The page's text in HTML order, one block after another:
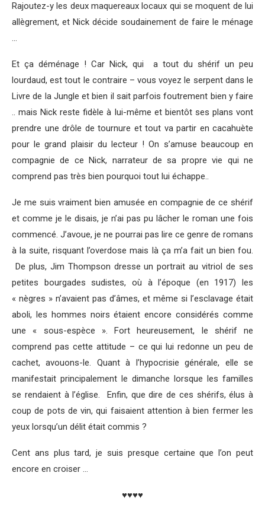
Rajoutez-y les deux maquereaux locaux qui se moquent de lui
allègrement, et Nick décide soudainement de faire le ménage
…
Et ça déménage ! Car Nick, qui a tout du shérif un peu
lourdaud, est tout le contraire – vous voyez le serpent dans le
Livre de la Jungle et bien il sait parfois foutrement bien y faire
.. mais Nick reste fidèle à lui-même et bientôt ses plans vont
prendre une drôle de tournure et tout va partir en cacahuète
pour le grand plaisir du lecteur ! On s’amuse beaucoup en
compagnie de ce Nick, narrateur de sa propre vie qui ne
comprend pas très bien pourquoi tout lui échappe..
Je me suis vraiment bien amusée en compagnie de ce shérif
et comme je le disais, je n’ai pas pu lâcher le roman une fois
commencé. J’avoue, je ne pourrai pas lire ce genre de romans
à la suite, risquant l’overdose mais là ça m’a fait un bien fou.
De plus, Jim Thompson dresse un portrait au vitriol de ses
petites bourgades sudistes, où à l’époque (en 1917) les
« nègres » n’avaient pas d’âmes, et même si l’esclavage était
aboli, les hommes noirs étaient encore considérés comme
une « sous-espèce ». Fort heureusement, le shérif ne
comprend pas cette attitude – ce qui lui redonne un peu de
cachet, avouons-le. Quant à l’hypocrisie générale, elle se
manifestait principalement le dimanche lorsque les familles
se rendaient à l’église. Enfin, que dire de ces shérifs, élus à
coup de pots de vin, qui faisaient attention à bien fermer les
yeux lorsqu’un délit était commis ?
Cent ans plus tard, je suis presque certaine que l’on peut
encore en croiser …
♥♥♥♥